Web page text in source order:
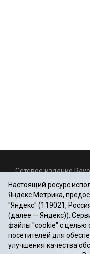
Сетевое издание
06.12.2016г., выдано
сфере связи,
Учредитель:
«Информационно-
Главный
Настоящий ресурс
Яндекс.Метрика,
"Яндекс" (119021,
(далее — Яндекс)).
файлы "cookie" с целью
посетителей для
улучшения качества